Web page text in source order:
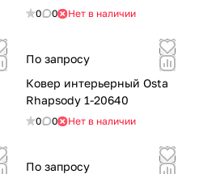
0 0 Нет в наличии
По запросу
Ковер интерьерный Osta
Rhapsody 1-20640
0 0 Нет в наличии
По запросу